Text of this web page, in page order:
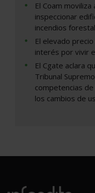
El Coam
inspeccionar
incendios
El elevado
interés por vivir
El Cgate aclara
Tribunal
competencias
los cambios de